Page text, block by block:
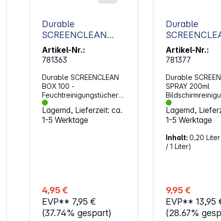
Durable
SCREENCLEAN
BOX 100
Feuchtreinigungstüc
Artikel-Nr.:
781363
Durable SCREENCLEAN
BOX 100 -
Feuchtreinigungstücher
(573602). Feuchte
Reinigungstücher für
Bildschirme von
Feuchttücher alkoholfrei
und biologisch abbaubar
Inhalt: 100 Feuchttücher
in verschließbarer
Lagernd, Lieferzeit: ca.
1-5 Werktage
4,95 €
EVP** 7,95 €
(37.74% gespart)
Durable
SPRAY 200ml
Artikel-Nr.:
781377
Durable
SPRAY 200ml
(582300).
Bildschirme von
Tablets,
und
Inklusive
platzsparend im
integriert Tuchgröße:
190 x 195 mm Material
Lagernd,
1-5 Werktage
Inhalt:0,20 Liter
/ 1 Liter)
9,95 €
EVP**13,95
(28.67%